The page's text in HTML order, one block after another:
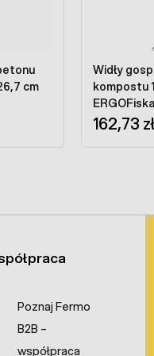
cm
Widły
kompostu
162,73
Poznaj Fermo
B2B –
współpraca